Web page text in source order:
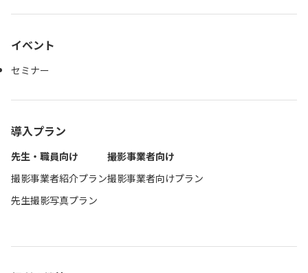
イベント
セミナー
導入プラン
先生・職員向け
撮影事業者紹介プラン
先生撮影写真プラン
撮影事業者向け
撮影事業者向けプラン